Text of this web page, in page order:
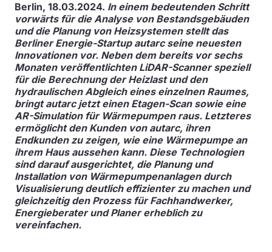
Berlin, 18.03.2024. In einem bedeutenden Schritt
vorwärts für die Analyse von Bestandsgebäuden
und die Planung von Heizsystemen stellt das
Berliner Energie-Startup autarc seine neuesten
Innovationen vor. Neben dem bereits vor sechs
Monaten veröffentlichten LiDAR-Scanner speziell
für die Berechnung der Heizlast und den
hydraulischen Abgleich eines einzelnen Raumes,
bringt autarc jetzt einen Etagen-Scan sowie eine
AR-Simulation für Wärmepumpen raus. Letzteres
ermöglicht den Kunden von autarc, ihren
Endkunden zu zeigen, wie eine Wärmepumpe an
ihrem Haus aussehen kann. Diese Technologien
sind darauf ausgerichtet, die Planung und
Installation von Wärmepumpenanlagen durch
Visualisierung deutlich effizienter zu machen und
gleichzeitig den Prozess für Fachhandwerker,
Energieberater und Planer erheblich zu
vereinfachen.